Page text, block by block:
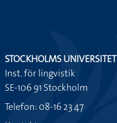
STOCKHOLMS UNIVERSITET
Inst. för lingvistik
SE-106 91 Stockholm
Telefon: 08-16 23 47